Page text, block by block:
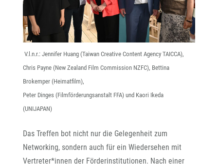
V.l.n.r.: Jennifer Huang (Taiwan Creative Content Agency TAICCA),
Chris Payne (New Zealand Film Commission NZFC), Bettina
Brokemper (Heimatfilm),
Peter Dinges (Filmförderungsanstalt FFA) und Kaori Ikeda
(UNIJAPAN)
Das Treffen bot nicht nur die Gelegenheit zum
Networking, sondern auch für ein Wiedersehen mit
Vertreter*innen der Förderinstitutionen. Nach einer